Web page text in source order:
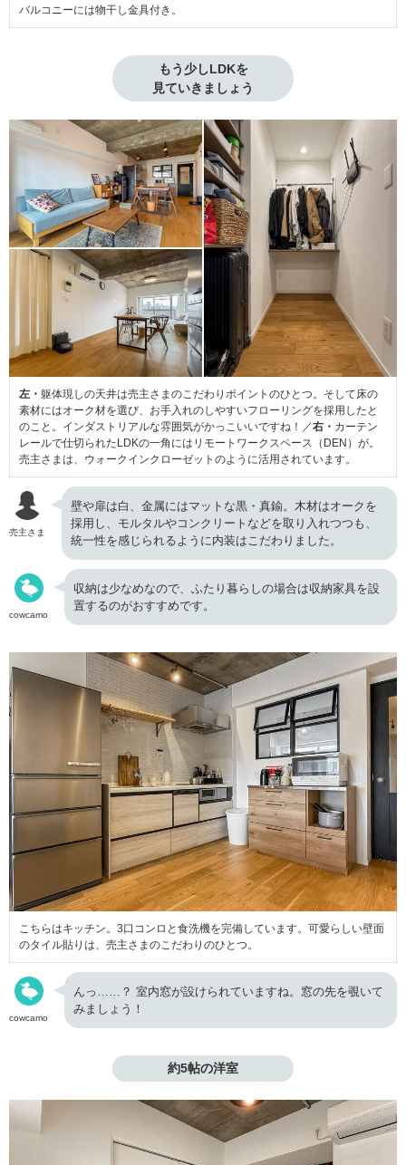
バルコニーには物干し金具付き。
もう少しLDKを
見ていきましょう
左・ 躯体現しの天井は売主さまのこだわりポイントのひとつ。そして床の
素材にはオーク材を選び、お手入れのしやすいフローリングを採用したと
のこと。インダストリアルな雰囲気がかっこいいですね！／右・ カーテン
レールで仕切られたLDKの一角にはリモートワークスペース（DEN）が。
売主さまは、ウォークインクローゼットのように活用されています。
売主さま
壁や扉は白、金属にはマットな黒・真鍮。木材はオークを
採用し、モルタルやコンクリートなどを取り入れつつも、
統一性を感じられるように内装はこだわりました。
cowcamo
収納は少なめなので、ふたり暮らしの場合は収納家具を設
置するのがおすすめです。
こちらはキッチン。3口コンロと食洗機を完備しています。可愛らしい壁面
のタイル貼りは、売主さまのこだわりのひとつ。
cowcamo
んっ……？ 室内窓が設けられていますね。窓の先を覗いて
みましょう！
約5帖の洋室